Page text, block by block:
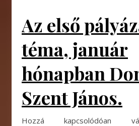
Az első
téma, január
hónapban
Szent János.
Hozzá kapcsolódóan